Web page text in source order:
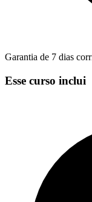
Garantia de 7 dias
Esse curso inclui